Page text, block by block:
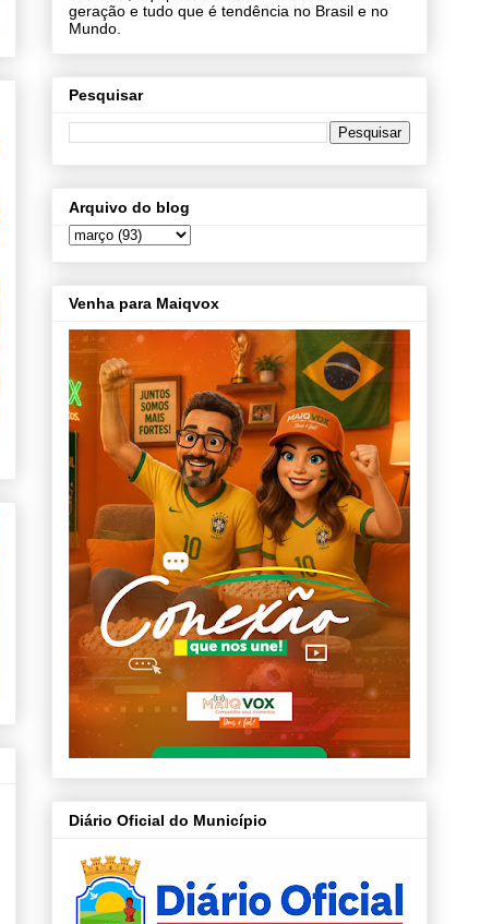
geração e tudo que é tendência no Brasil e no
Mundo.
Pesquisar
Arquivo do blog
Venha para Maiqvox
Diário Oficial do Município